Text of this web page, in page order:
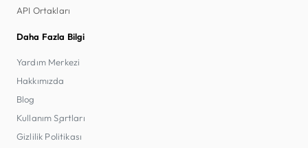
API Ortakları
Daha Fazla Bilgi
Yardım Merkezi
Hakkımızda
Blog
Kullanım Şartları
Gizlilik Politikası